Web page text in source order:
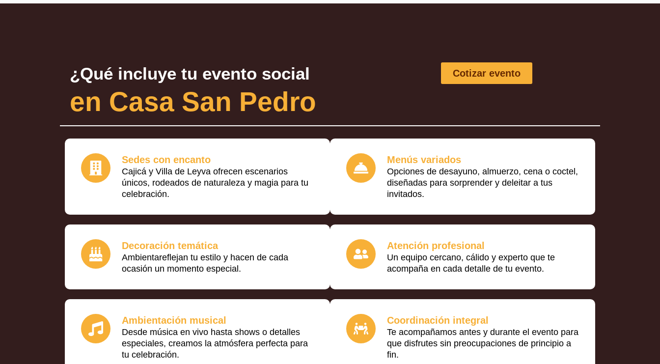
¿Qué incluye tu evento social
en Casa San Pedro
Cotizar evento
Sedes con encanto
Cajicá y Villa de Leyva ofrecen escenarios
únicos, rodeados de naturaleza y magia para tu
celebración.
Menús variados
Opciones de desayuno, almuerzo, cena o coctel,
diseñadas para sorprender y deleitar a tus
invitados.
Decoración temática
Ambientareflejan tu estilo y hacen de cada
ocasión un momento especial.
Atención profesional
Un equipo cercano, cálido y experto que te
acompaña en cada detalle de tu evento.
Ambientación musical
Desde música en vivo hasta shows o detalles
especiales, creamos la atmósfera perfecta para
tu celebración.
Coordinación integral
Te acompañamos antes y durante el evento para
que disfrutes sin preocupaciones de principio a
fin.